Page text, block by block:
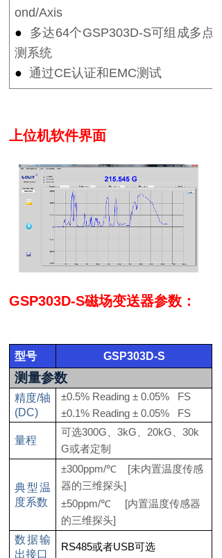
ond/Axis
● 多达64个GSP303D-S可组成多点
测系统
● 通过CE认证和EMC测试
上位机软件界面
GSP303D-S磁场变送器参数：
型号 GSP303D-S
测量参数
精度/轴
(DC)
±0.5% Reading ± 0.05% FS
±0.1% Reading ± 0.05% FS
量程
可选300G 3kG 20kG
30k
G或者定制
典型温
度系数
±300ppm/℃ [未内置温度传感
器的三维探头]
±50ppm/℃ [内置温度传感器
的三维探头]
数据输
出接口
RS485或者USB可选